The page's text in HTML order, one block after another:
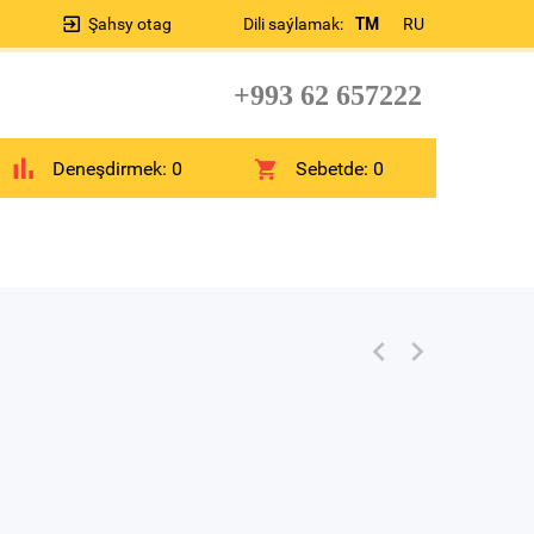
Dili saýlamak: TM RU
Şahsy otag
+993 62 657222
Deneşdirmek: 0 Sebetde:0